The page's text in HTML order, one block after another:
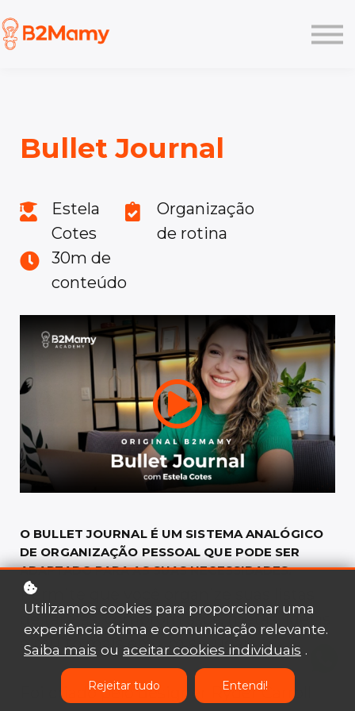
Bullet Journal
Estela
Cotes
Organização
de rotina
30m de
conteúdo
O BULLET JOURNAL É UM SISTEMA ANALÓGICO
DE ORGANIZAÇÃO PESSOAL QUE PODE SER
ADAPTADO PARA AS SUAS NECESSIDADES.
Permite que você organize suas listas
de tarefas, compromissos, metas, ideias
e muito mais em um só lugar.
Foi criado pelo designer Ryder Carroll
Utilizamos cookies para proporcionar uma
experiência ótima e comunicação relevante.
Saiba mais ou aceitar cookies individuais .
Rejeitar tudo Entendi!